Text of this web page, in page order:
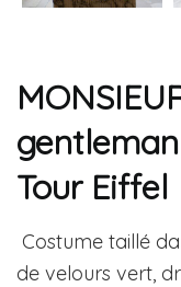
Tour Eiffel
Costume taillé
de velours vert,